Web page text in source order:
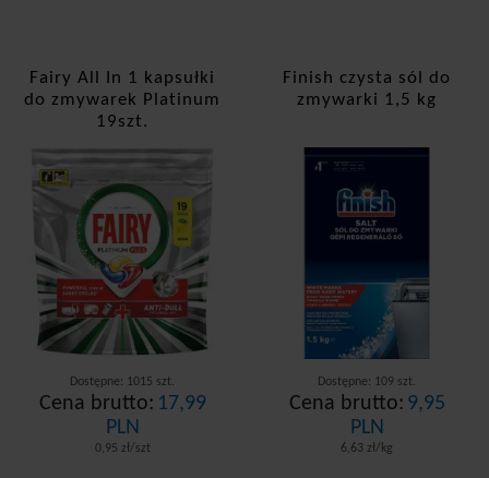
Fairy All In 1 kapsułki
do zmywarek Platinum
19szt.
Dostępne: 1015 szt.
Cena brutto: 17,99
PLN
0,95 zł/szt
Finish czysta sól do
zmywarki 1,5 kg
Dostępne: 109 szt.
Cena brutto: 9,95
PLN
6,63 zł/kg